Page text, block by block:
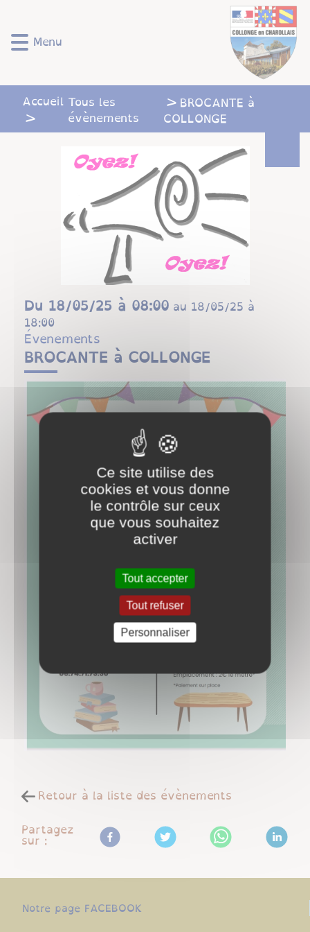
rapide
au
rapide
au
principal
rapide
recherche
rapide
au
de
page
Menu
Accueil Tous les
évènements
BROCANTE à
COLLONGE
Du 18/05/25 à 08:00 au 18/05/25 à
18:00
Évenements
BROCANTE à COLLONGE
Retour à la liste des évènements
Partagez
sur :
Notre page FACEBOOK
Ce site utilise des
cookies et vous donne
le contrôle sur ceux
que vous souhaitez
activer
Tout accepter
Tout refuser
Personnaliser